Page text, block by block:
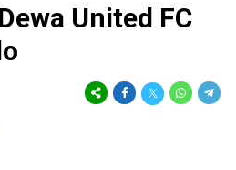
United FC